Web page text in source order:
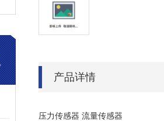
产品详情
压力传感器 流量传感器